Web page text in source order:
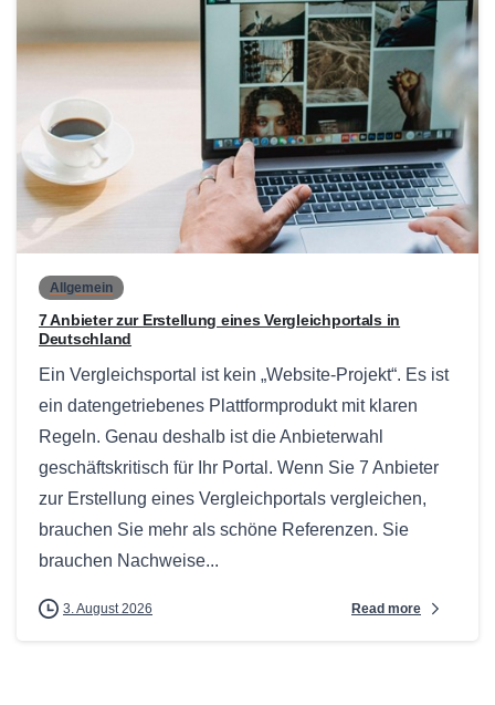
0
Allgemein
7 Anbieter zur Erstellung eines Vergleichportals in
Deutschland
Ein Vergleichsportal ist kein „Website-Projekt“. Es ist
ein datengetriebenes Plattformprodukt mit klaren
Regeln. Genau deshalb ist die Anbieterwahl
geschäftskritisch für Ihr Portal. Wenn Sie 7 Anbieter
zur Erstellung eines Vergleichportals vergleichen,
brauchen Sie mehr als schöne Referenzen. Sie
brauchen Nachweise...
3. August 2026 Read more